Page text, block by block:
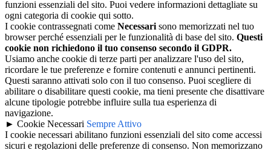
funzioni essenziali del sito. Puoi vedere informazioni dettagliate su
ogni categoria di cookie qui sotto.
I cookie contrassegnati come Necessari sono memorizzati nel tuo
browser perché essenziali per le funzionalità di base del sito. Questi
cookie non richiedono il tuo consenso secondo il GDPR.
Usiamo anche cookie di terze parti per analizzare l'uso del sito,
ricordare le tue preferenze e fornire contenuti e annunci pertinenti.
Questi saranno attivati solo con il tuo consenso. Puoi scegliere di
abilitare o disabilitare questi cookie, ma tieni presente che disattivare
alcune tipologie potrebbe influire sulla tua esperienza di
navigazione.
► Cookie Necessari Sempre Attivo
I cookie necessari abilitano funzioni essenziali del sito come accessi
sicuri e regolazioni delle preferenze di consenso. Non memorizzano